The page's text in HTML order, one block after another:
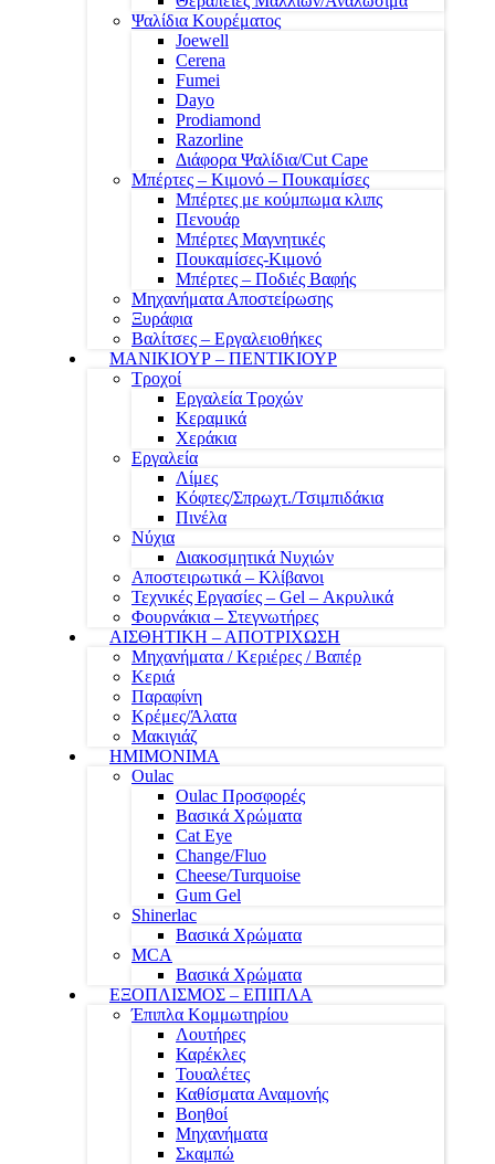
Ψαλίδια Κουρέματος
Joewell
Cerena
Fumei
Dayo
Prodiamond
Razorline
Διάφορα Ψαλίδια/Cut Cape
Μπέρτες – Κιμονό – Πουκαμίσες
Μπέρτες με κούμπωμα κλιπς
Πενουάρ
Μπέρτες Μαγνητικές
Πουκαμίσες-Κιμονό
Μπέρτες – Ποδιές Βαφής
Μηχανήματα Αποστείρωσης
Ξυράφια
Βαλίτσες – Εργαλειοθήκες
ΜΑΝΙΚΙΟΥΡ – ΠΕΝΤΙΚΙΟΥΡ
Τροχοί
Εργαλεία Τροχών
Κεραμικά
Χεράκια
Εργαλεία
Λίμες
Κόφτες/Σπρωχτ./Τσιμπιδάκια
Πινέλα
Νύχια
Διακοσμητικά Νυχιών
Αποστειρωτικά – Κλίβανοι
Τεχνικές Εργασίες – Gel – Ακρυλικά
Φουρνάκια – Στεγνωτήρες
ΑΙΣΘΗΤΙΚΗ – ΑΠΟΤΡΙΧΩΣΗ
Μηχανήματα / Κεριέρες / Βαπέρ
Κεριά
Παραφίνη
Κρέμες/Άλατα
Μακιγιάζ
ΗΜΙΜΟΝΙΜΑ
Oulac
Oulac Προσφορές
Βασικά Χρώματα
Cat Eye
Change/Fluo
Cheese/Turquoise
Gum Gel
Shinerlac
Βασικά Χρώματα
MCA
Βασικά Χρώματα
ΕΞΟΠΛΙΣΜΟΣ – ΕΠΙΠΛΑ
Έπιπλα Κομμωτηρίου
Λουτήρες
Καρέκλες
Τουαλέτες
Καθίσματα Αναμονής
Βοηθοί
Μηχανήματα
Σκαμπώ